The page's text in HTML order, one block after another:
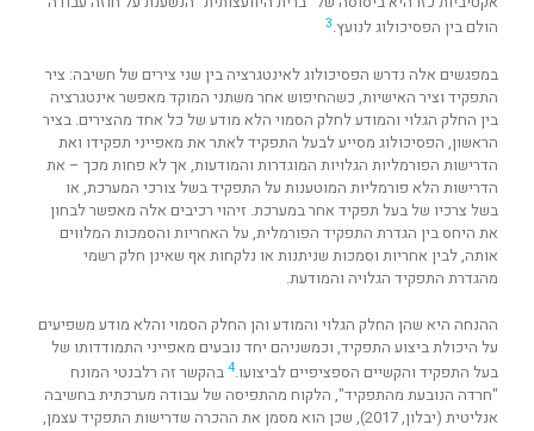
הולם בין הפסיכולוג לנועץ.3
במפגשים אלה נדרש הפסיכולוג לאינטגרציה בין שני צירים של חשיבה: ציר
התפקיד וציר האישיות, כשהחיפוש אחר משתני המוקד מאפשר אינטגרציה
בין החלק הגלוי והמודע לחלק הסמוי הלא מודע של כל אחד מהצירים. בציר
הראשון, הפסיכולוג מסייע לבעל התפקיד לאתר את מאפייני תפקידו ואת
הדרישות הפורמליות הגלויות המוגדרות והמודעות, אך לא פחות מכך – את
הדרישות הלא פורמליות המוטענות על התפקיד בשל צורכי המערכת, או
בשל צרכיו של בעל תפקיד אחר במערכת. זיהוי רכיבים אלה מאפשר לבחון
את היחס בין הגדרת התפקיד הפורמלית, על האחריות והסמכות המלווים
אותה, לבין אחריות וסמכות שניתנות או נלקחות אף שאינן חלק רשמי
מהגדרת התפקיד הגלויה והמודעת.
ההנחה היא שהן החלק הגלוי והמודע והן החלק הסמוי והלא מודע משפיעים
על היכולת ביצוע התפקיד, וכמשניהם יחד נובעים מאפייני התמודדותו של
בעל התפקיד והקשיים הספציפיים לביצועו.4בהקשר זה רלבנטי המונח
"חרדה הנובעת מהתפקיד", הלקוח מהתפיסה של עבודה מערכתית בחשיבה
אנליטית (יבלון, 2017), שכן הוא מסמן את ההכרה שדרישות התפקיד עצמן,